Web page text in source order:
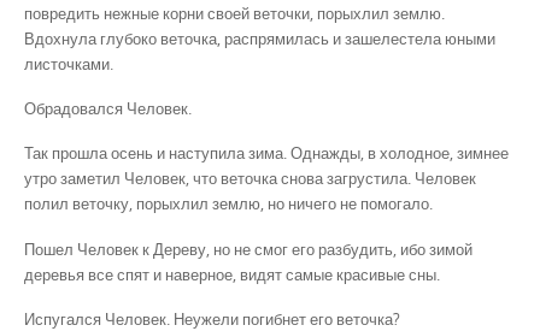
повредить нежные корни своей веточки, порыхлил землю.
Вдохнула глубоко веточка, распрямилась и зашелестела юными
листочками.
Обрадовался Человек.
Так прошла осень и наступила зима. Однажды, в холодное, зимнее
утро заметил Человек, что веточка снова загрустила. Человек
полил веточку, порыхлил землю, но ничего не помогало.
Пошел Человек к Дереву, но не смог его разбудить, ибо зимой
деревья все спят и наверное, видят самые красивые сны.
Испугался Человек. Неужели погибнет его веточка?